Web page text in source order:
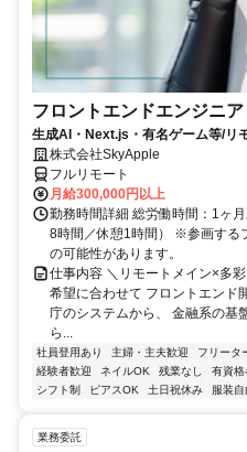
フロントエンドエンジニア
生成AI・Next.js・有名ゲーム等/リ
株式会社SkyApple
フルリモート
月給300,000円以上
勤務時間詳細 総労働時間：1ヶ
8時間／休憩1時間） ※参画する
の可能性があります。
仕事内容 ＼リモートメイン×多
希望に合わせて フロントエンド
庁のシステムから、 金融系の基
ら...
社員登用あり 主婦・主夫歓迎 フリータ
経験者歓迎
ネイルOK 残業なし 有資格
シフト制
ピアスOK 土日祝休み 服装自
業務委託